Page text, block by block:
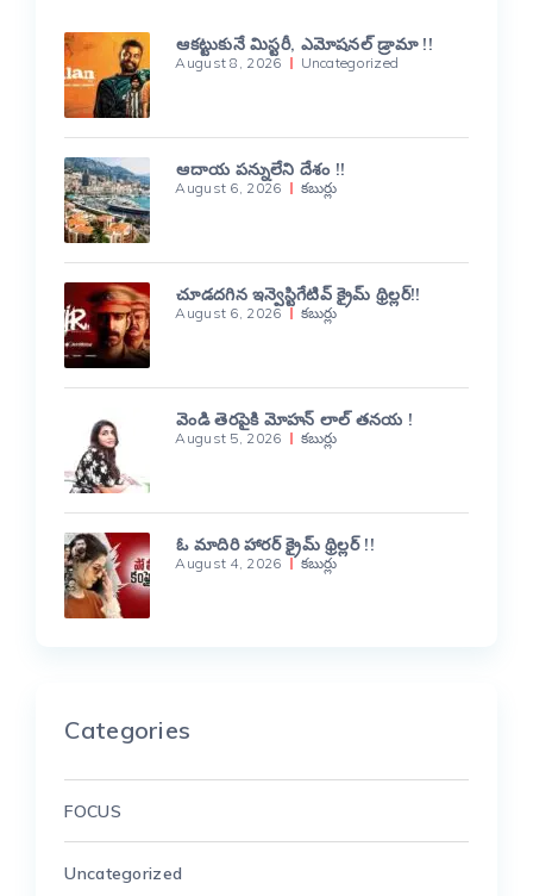
ఆకట్టుకునే మిస్టరీ, ఎమోషనల్ డ్రామా !!
August 8, 2026 Uncategorized
ఆదాయ పన్నులేని దేశం !!
August 6, 2026 కబుర్లు
చూడదగిన ఇన్వెస్టిగేటివ్ క్రైమ్ థ్రిల్లర్!!
August 6, 2026 కబుర్లు
వెండి తెరపైకి మోహన్ లాల్ తనయ !
August 5, 2026 కబుర్లు
ఓ మాదిరి హారర్ క్రైమ్ థ్రిల్లర్ !!
August 4, 2026 కబుర్లు
Categories
FOCUS
Uncategorized